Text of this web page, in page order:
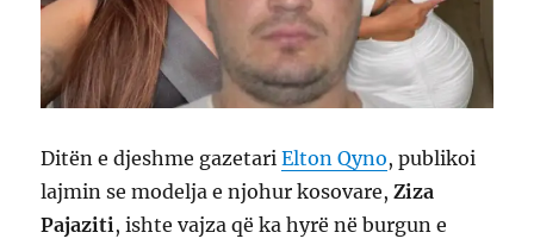
Ditën e djeshme gazetariElton Qyno, publikoi
lajmin se modelja e njohur kosovare,Ziza
Pajaziti, ishte vajza që ka hyrë në burgun e